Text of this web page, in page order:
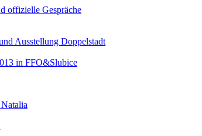
offizielle Gespräche
Ausstellung Doppelstadt
in FFO&Slubice